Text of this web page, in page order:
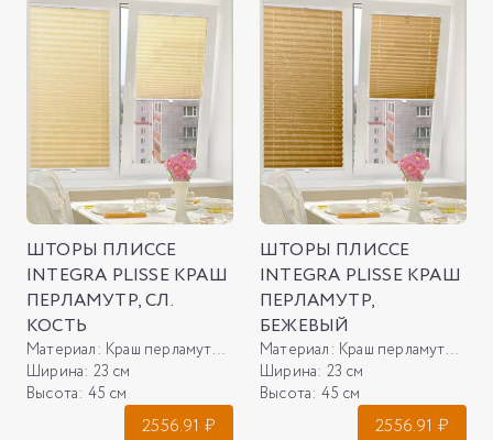
ШТОРЫ ПЛИССЕ
INTEGRA PLISSE КРАШ
ПЕРЛАМУТР, СЛ.
КОСТЬ
Материал: Краш перламутр, сл. кость
Ширина: 23 см
Высота: 45 см
2556.91 ₽
ШТОРЫ ПЛИССЕ
INTEGRA PLISSE КРАШ
ПЕРЛАМУТР,
БЕЖЕВЫЙ
Материал: Краш перламутр, бежевый
Ширина: 23 см
Высота: 45 см
2556.91 ₽